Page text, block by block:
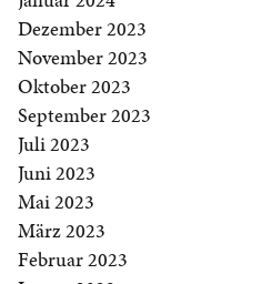
Dezember 2023
November 2023
Oktober 2023
September 2023
Juli 2023
Juni 2023
Mai 2023
März 2023
Februar 2023